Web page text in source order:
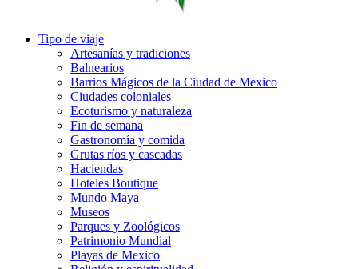
Tipo de viaje
Artesanías y tradiciones
Balnearios
Barrios Mágicos de la Ciudad de Mexico
Ciudades coloniales
Ecoturismo y naturaleza
Fin de semana
Gastronomía y comida
Grutas ríos y cascadas
Haciendas
Hoteles Boutique
Mundo Maya
Museos
Parques y Zoológicos
Patrimonio Mundial
Playas de Mexico